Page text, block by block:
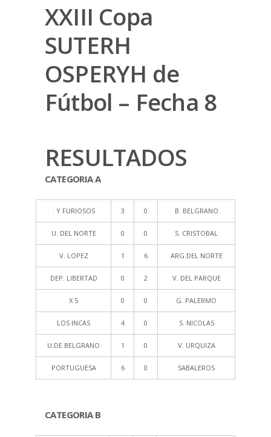
XXIII Copa
SUTERH
OSPERYH de
Fútbol – Fecha 8
RESULTADOS
CATEGORIA A
. Y FURIOSOS 3 0 B. BELGRANO
U. DEL NORTE 0 0 S. CRISTOBAL
V. LOPEZ 1 6 ARG.DEL NORTE
DEP. LIBERTAD 0 2 V. DEL PARQUE
X 5 0 0 G. PALERMO
LOS INCAS 4 0 S. NICOLAS
U.DE BELGRANO 1 0 V. URQUIZA
PORTUGUESA 6 0 SABALEROS
CATEGORIA B